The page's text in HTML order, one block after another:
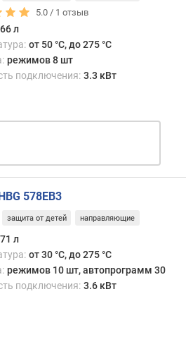
5.0 / 1 отзыв
66 л
от 50 °C, до 275 °C
режимов 8 шт
подключения: 3.3 кВт
578EB3
защита от детей направляющие
71 л
от 30 °C, до 275 °C
режимов 10 шт, автопрограмм 30
подключения: 3.6 кВт